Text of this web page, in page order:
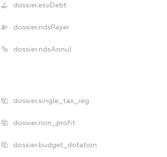
dossier.esvDebt
dossier.ndsPayer
dossier.ndsAnnul
dossier.single_tax_reg
dossier.non_profit
dossier.budget_dotation